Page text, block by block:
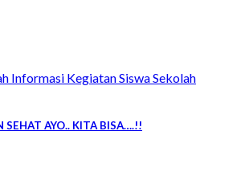
Informasi Kegiatan Siswa Sekolah
SEHAT AYO.. KITA BISA….!!